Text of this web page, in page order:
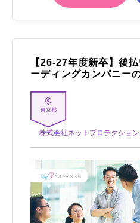
【26-27年度新卒】後
ーディングカンパニー
東京都
株式会社ネットプロテクショ